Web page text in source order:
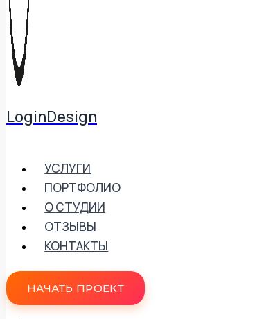
LoginDesign
УСЛУГИ
ПОРТФОЛИО
О СТУДИИ
ОТЗЫВЫ
КОНТАКТЫ
НАЧАТЬ ПРОЕКТ